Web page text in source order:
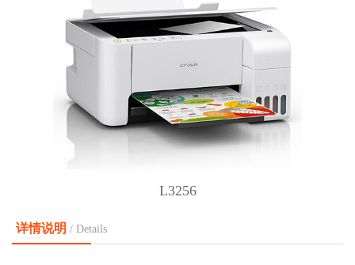
L3256
详情说明 / Details